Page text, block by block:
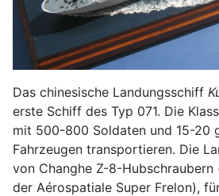
Das chinesische Landungsschiff
erste Schiff des Typ 071. Die
mit 500-800 Soldaten und 15-20
Fahrzeugen transportieren. Die
von Changhe Z-8-Hubschraubern
der Aérospatiale Super Frelon),